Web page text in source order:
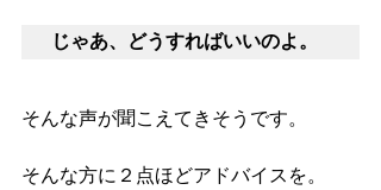
じゃあ、どうすればいいのよ。
そんな声が聞こえてきそうです。
そんな方に２点ほどアドバイスを。